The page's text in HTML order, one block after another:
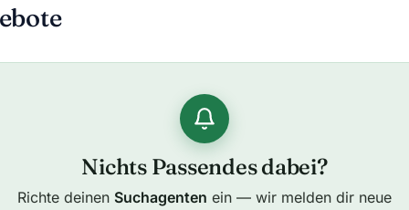
Nichts Passendes dabei?
Richte deinen Suchagenten ein — wir melden dir neue